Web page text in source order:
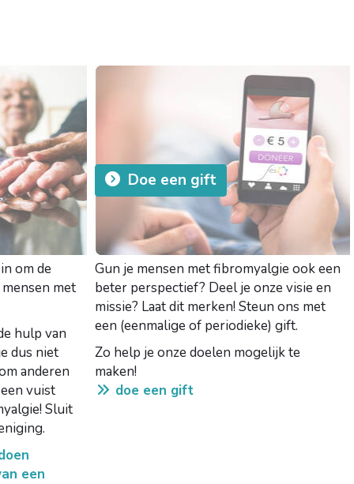
om de
met
hulp van
dus niet
anderen
vuist
Sluit
een
Doe een gift
Gun je mensen met fibromyalgie ook een
beter perspectief? Deel je onze visie en
missie? Laat dit merken! Steun ons met
een (eenmalige of periodieke) gift.
Zo help je onze doelen mogelijk te
maken!
doe een gift